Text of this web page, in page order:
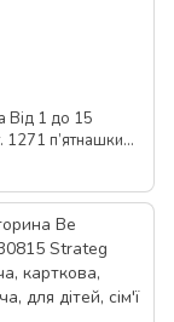
Від 1 до 15
1271 п’ятнашки
головоломка
для дітей та